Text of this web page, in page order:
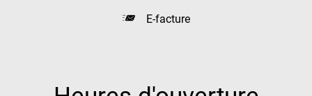
E-facture